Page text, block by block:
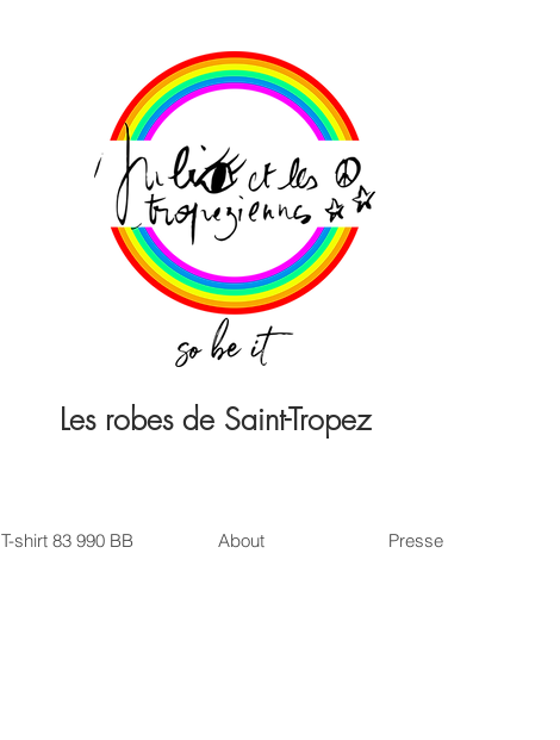
Les robes de Saint-Tropez
T-shirt 83 990 BB About Presse